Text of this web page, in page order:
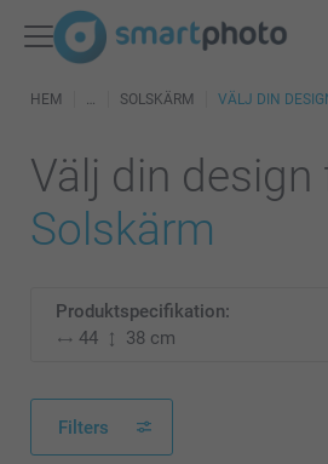
HEM SOLSKÄRM VÄLJ DIN
Välj din design
Solskärm
Produktspecifikation:
44
38 cm
Filters